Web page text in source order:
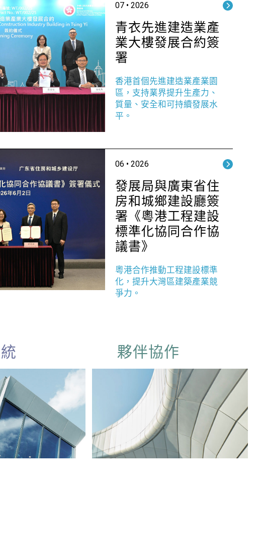
07 • 2026
青衣先進建造業產
業大樓發展合約簽
署
香港首個先進建造業產業園
區，支持業界提升生產力、
質量、安全和可持續發展水
平。
06 • 2026
發展局與廣東省住
房和城鄉建設廳簽
署《粵港工程建設
標準化協同合作協
議書》
粵港合作推動工程建設標準
化，提升大灣區建築產業競
爭力。
計劃
理
資料
系統
夥伴協作
IPA （英國）
CP2M （新加坡）
OPV （澳洲）